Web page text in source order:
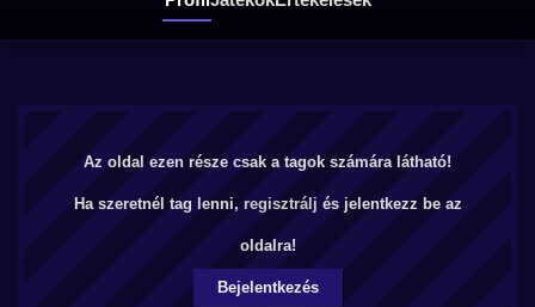
Az oldal ezen része csak a tagok számára látható!
Ha szeretnél tag lenni, regisztrálj és jelentkezz be az
oldalra!
Bejelentkezés